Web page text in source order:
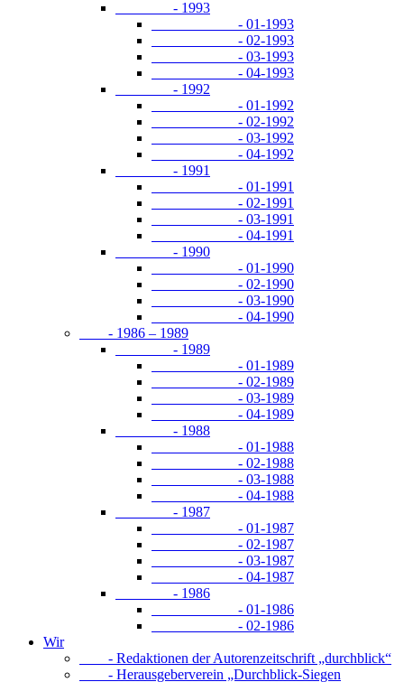
- 1993
- 01-1993
- 02-1993
- 03-1993
- 04-1993
- 1992
- 01-1992
- 02-1992
- 03-1992
- 04-1992
- 1991
- 01-1991
- 02-1991
- 03-1991
- 04-1991
- 1990
- 01-1990
- 02-1990
- 03-1990
- 04-1990
- 1986 – 1989
- 1989
- 01-1989
- 02-1989
- 03-1989
- 04-1989
- 1988
- 01-1988
- 02-1988
- 03-1988
- 04-1988
- 1987
- 01-1987
- 02-1987
- 03-1987
- 04-1987
- 1986
- 01-1986
- 02-1986
Wir
- Redaktionen der Autorenzeitschrift „durchblick“
- Herausgeberverein „Durchblick-Siegen